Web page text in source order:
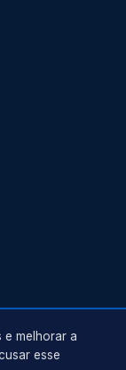
e melhorar a
esse